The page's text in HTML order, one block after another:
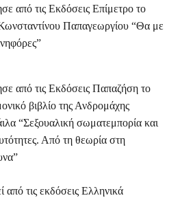
από τις Εκδόσεις Επίμετρο το
Παπαγεωργίου “Θα με
από τις Εκδόσεις Παπαζήση το
βιβλίο της Ανδρομάχης
“Σεξουαλική σωματεμπορία και
Από τη θεωρία στη
από τις εκδόσεις Ελληνικά